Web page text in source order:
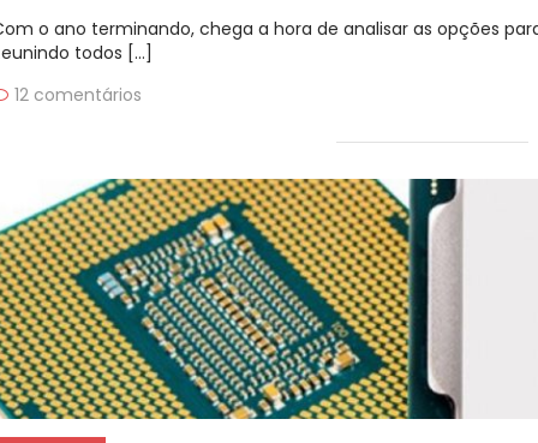
o ano terminando, chega a hora de analisar as opções
todos […]
12 comentários